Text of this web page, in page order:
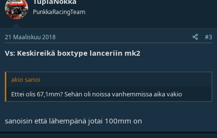
PunkkaRacingTeam
21 Maaliskuu 2018 #3
Vs: Keskireikä boxtype lanceriin mk2
akio sanoi
Ettei olis 67,1mm? Sehän oli noissa vanhemmissa aika vakio
sanoisin että lähempänä jotai 100mm on